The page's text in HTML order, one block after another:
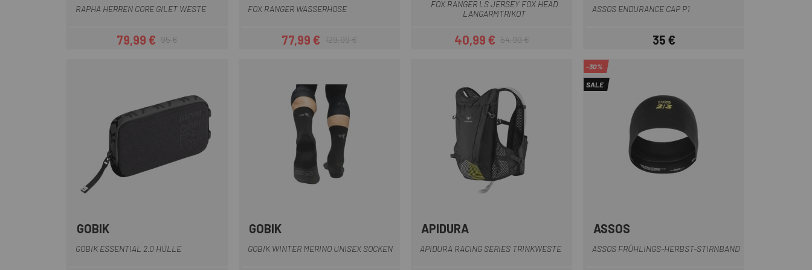
RAPHA HERREN CORE GILET WESTE
Preis
79,99 €Regulärer Preis
95 €
FOX RANGER WASSERHOSE
Preis
77,99 €Regulärer Preis
129,99 €
FOX RANGER LS JERSEY FOX HEAD
LANGARMTRIKOT
Preis
40,99 €Regulärer Preis
54,99 €
ASSOS ENDURANCE CAP P1
Preis
35 €
GOBIK
GOBIK ESSENTIAL 2.0 HÜLLE
GOBIK
GOBIK WINTER MERINO UNISEX SOCKEN
APIDURA
APIDURA RACING SERIES TRINKWESTE
-30%
SALE
ASSOS
ASSOS FRÜHLINGS-HERBST-STIRNBAND